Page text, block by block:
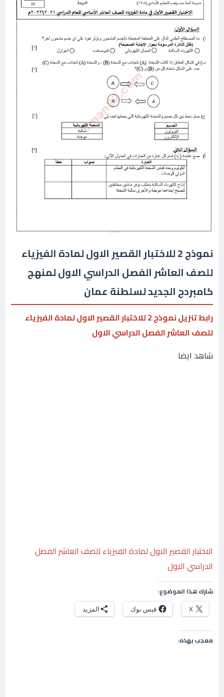
نموذج 2 للاختبار القصير الاول لمادة الفيزياء
للصف العاشر الفصل الدراسي الاول لمنهج
كامبردج الجديد لسلطنة عمان
رابط تنزيل نموذج 2 للاختبار القصير الاول لمادة الفيزياء
للصف العاشر الفصل الدراسي الاول
شاهد ايضا
الاختبار القصير الاول لمادة الفيزياء للصف العاشر الفصل
الدراسي الاول
شارك هذا الموضوع:
X فيس بوك المزيد
معجب بهذه: